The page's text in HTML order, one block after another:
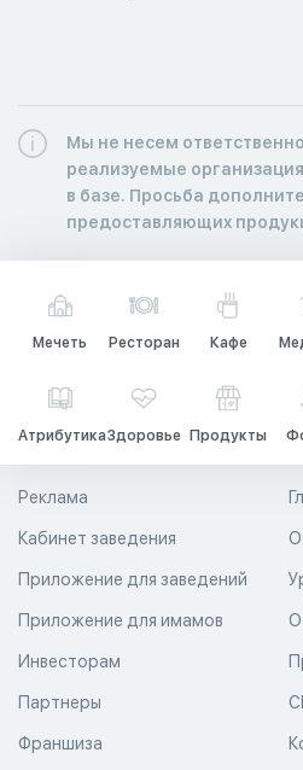
Мы не несем
реализуемые
в базе. Просьба
предоставляющих
Мечеть Ресторан Кафе
АтрибутикаЗдоровье Продукты
О
Реклама
Кабинет заведения
Приложение для заведений
Приложение для имамов О
Инвесторам
Партнеры
Франшиза